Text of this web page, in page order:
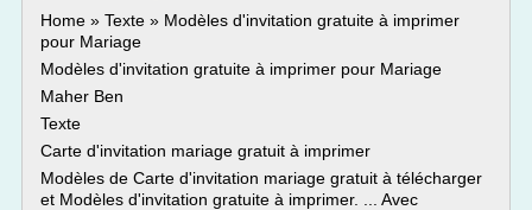
Home » Texte » Modèles d'invitation gratuite à imprimer
pour Mariage
Modèles d'invitation gratuite à imprimer pour Mariage
Maher Ben
Texte
Carte d'invitation mariage gratuit à imprimer
Modèles de Carte d'invitation mariage gratuit à télécharger
et Modèles d'invitation gratuite à imprimer. ... Avec